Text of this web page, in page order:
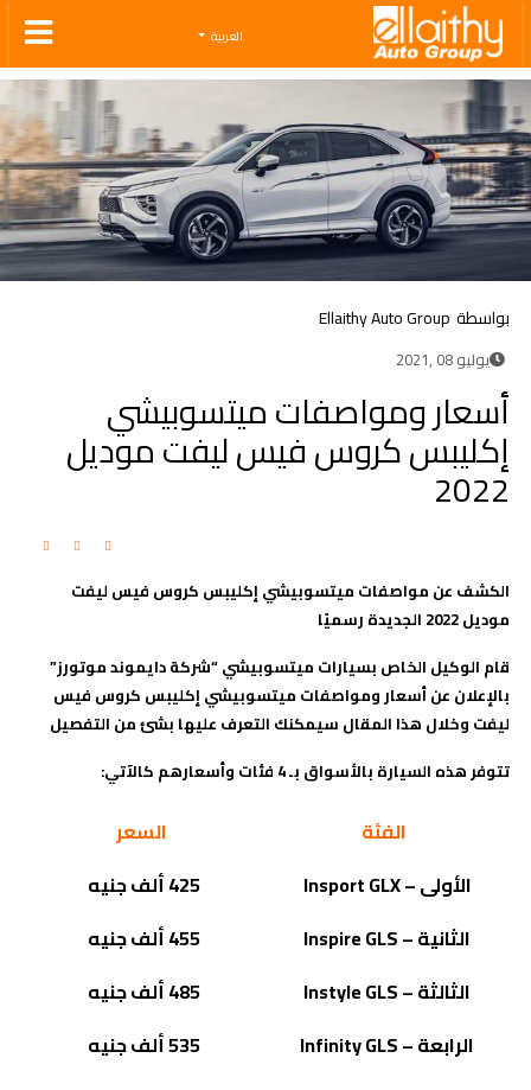
Ellaithy Auto Group
العربية
بواسطة Ellaithy Auto Group
يوليو 08 ,2021
أسعار ومواصفات ميتسوبيشي
إكليبس كروس فيس ليفت موديل
2022
الكشف عن مواصفات ميتسوبيشي إكليبس كروس فيس ليفت
موديل 2022 الجديدة رسميًا
قام الوكيل الخاص بسيارات ميتسوبيشي “شركة دايموند موتورز”
بالإعلان عن أسعار ومواصفات ميتسوبيشي إكليبس كروس فيس
ليفت وخلال هذا المقال سيمكنك التعرف عليها بشئ من التفصيل
تتوفر هذه السيارة بالأسواق بـ 4 فئات وأسعارهم كالآتي:
الفئة
السعر
الأولى –Insport GLX
425 ألف جنيه
الثانية –Inspire GLS
455 ألف جنيه
الثالثة –Instyle GLS
485 ألف جنيه
الرابعة –Infinity GLS
535 ألف جنيه